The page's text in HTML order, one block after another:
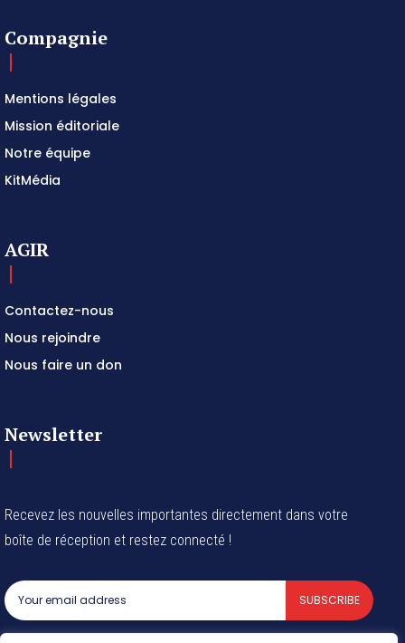
Compagnie
Mentions légales
Mission éditoriale
Notre équipe
KitMédia
AGIR
Contactez-nous
Nous rejoindre
Nous faire un don
Newsletter
Recevez les nouvelles importantes directement dans votre
boîte de réception et restez connecté !
SUBSCRIBE